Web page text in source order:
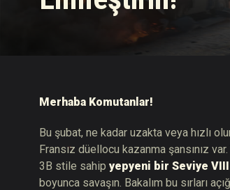
Merhaba Komutanlar!
Bu şubat, ne kadar uzakta veya hızlı
Fransız düellocu kazanma şansınız
3B stile sahip yepyeni bir Seviye
boyunca savaşın. Bakalım bu sırları